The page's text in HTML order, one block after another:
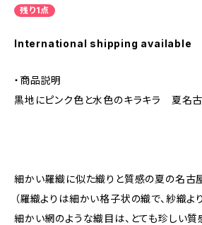
残り1点
International shipping available
・商品説明
黒地にピンク色と水色のキラキラ 夏名古
細かい羅織に似た織りと質感の夏の名古
（羅織よりは細かい格子状の織で、紗織より
細かい網のような織目は、とても珍しい質